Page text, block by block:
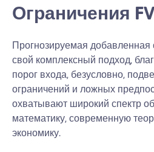
Ограничения
Прогнозируемая добавленная
свой комплексный подход,
порог входа, безусловно,
ограничений и ложных
охватывают широкий спектр
математику, современную
экономику.